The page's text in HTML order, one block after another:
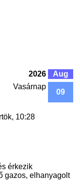
2026
Aug
Vasárnap
09
10:28
érkezik
gazos, elhanyagolt